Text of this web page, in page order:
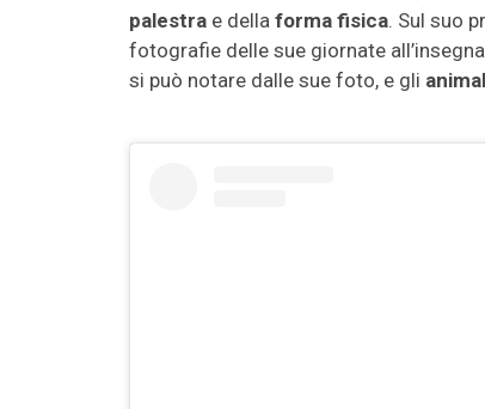
palestra e della forma fisica. Sul suo
fotografie delle sue giornate
si può notare dalle sue foto, e gli